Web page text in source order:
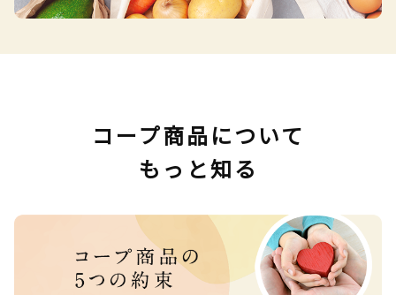
コープ商品について
もっと知る